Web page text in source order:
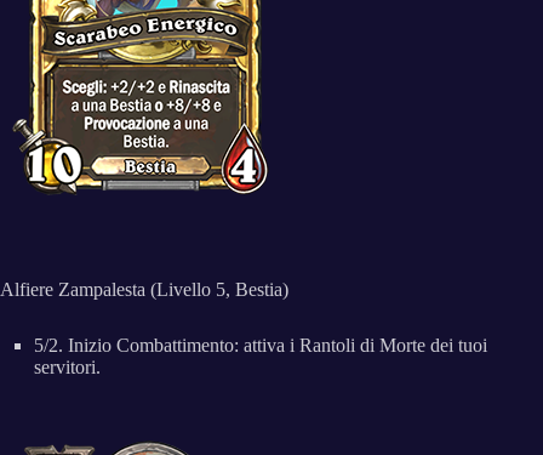
Alfiere Zampalesta (Livello 5, Bestia)
5/2. Inizio Combattimento: attiva i Rantoli di Morte dei tuoi
servitori.